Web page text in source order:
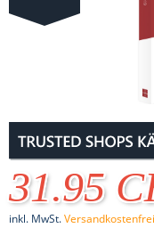
31.95
inkl. MwSt.Versandkostenfrei